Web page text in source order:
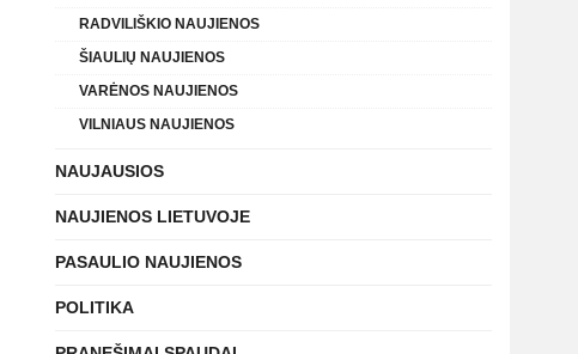
RADVILIŠKIO NAUJIENOS
ŠIAULIŲ NAUJIENOS
VARĖNOS NAUJIENOS
VILNIAUS NAUJIENOS
NAUJAUSIOS
NAUJIENOS LIETUVOJE
PASAULIO NAUJIENOS
POLITIKA